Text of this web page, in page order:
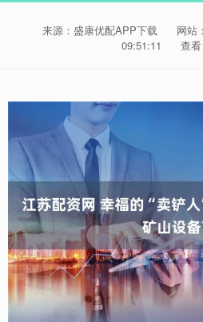
来源：盛康优配APP下载 网站
09:51:11
查